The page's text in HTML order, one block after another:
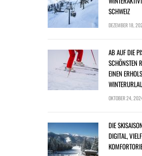
SCHWEIZ
DEZEMBER 18,
AB AUF DIE
SCHÖNSTEN
EINEN
OKTOBER 24,
DIE
DIGITAL,